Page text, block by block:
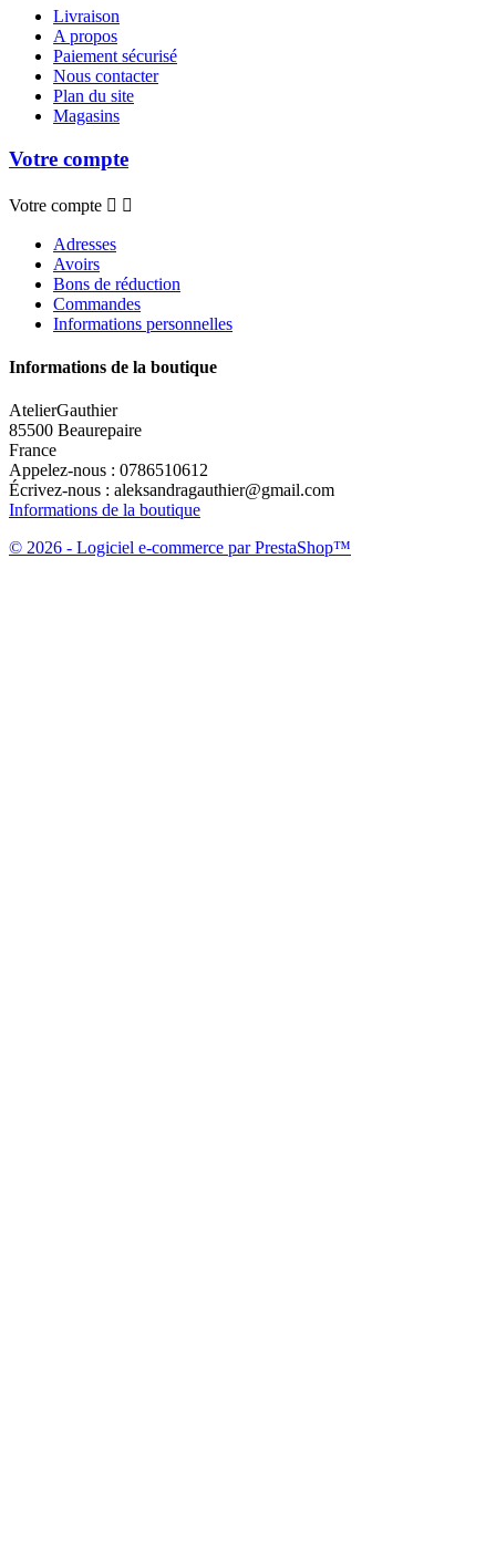
Livraison
A propos
Paiement sécurisé
Nous contacter
Plan du site
Magasins
Votre compte
Votre compte  
Adresses
Avoirs
Bons de réduction
Commandes
Informations personnelles
Informations de la boutique
AtelierGauthier
85500 Beaurepaire
France
Appelez-nous : 0786510612
Écrivez-nous : aleksandragauthier@gmail.com
Informations de la boutique
© 2026 - Logiciel e-commerce par PrestaShop™